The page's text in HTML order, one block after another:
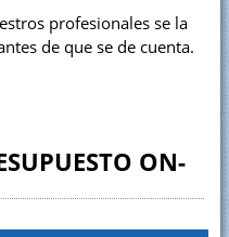
profesionales se la
de que se de cuenta.
ON-